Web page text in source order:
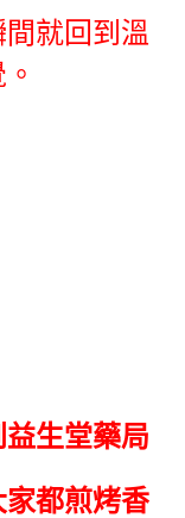
就回到溫
生堂藥局
家都煎烤香